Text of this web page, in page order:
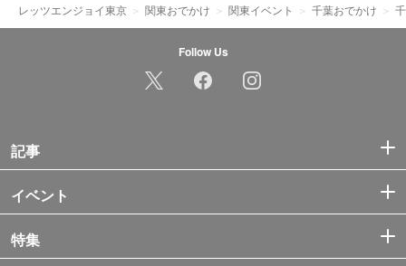
レッツエンジョイ東京 関東おでかけ 関東イベント 千葉おでかけ
Follow Us
記事
イベント
特集